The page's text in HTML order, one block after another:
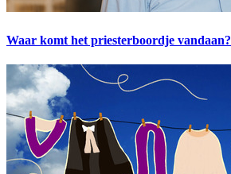
Waar komt het priesterboordje vandaan?